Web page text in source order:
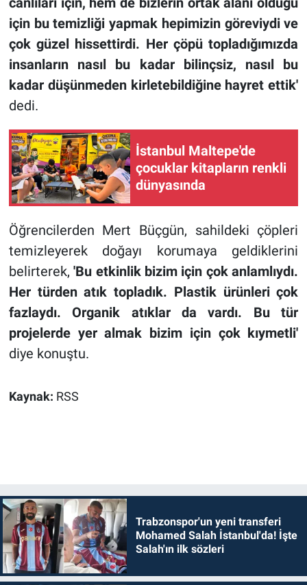
için bu temizliği yapmak hepimizin göreviydi ve
çok güzel hissettirdi. Her çöpü topladığımızda
insanların nasıl bu kadar bilinçsiz, nasıl bu
kadar düşünmeden kirletebildiğine hayret ettik'
dedi.
İstanbul Maltepe'de
çocuklar kitapların renkli
dünyasında
Öğrencilerden Mert Büçgün, sahildeki çöpleri
temizleyerek doğayı korumaya geldiklerini
belirterek, 'Bu etkinlik bizim için çok anlamlıydı.
Her türden atık topladık. Plastik ürünleri çok
fazlaydı. Organik atıklar da vardı. Bu tür
projelerde yer almak bizim için çok kıymetli'
diye konuştu.
Kaynak: RSS
Trabzonspor'un yeni transferi
Mohamed Salah İstanbul'da! İşte
Salah'ın ilk sözleri